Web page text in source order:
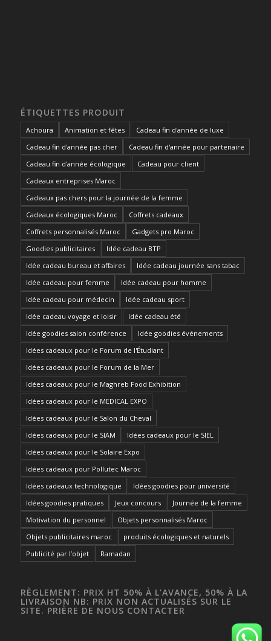
ÉTIQUETTES PRODUIT
Achoura Animation et fêtes
Cadeau fin d'année de luxe
Cadeau fin d'année pas cher
Cadeau fin d'année pour partenaire
Cadeau fin d'année écologique
Cadeau pour client
Cadeaux entreprises Maroc
Cadeaux pas chers pour la journée de la femme
Cadeaux écologiques Maroc
Coffrets cadeaux
Coffrets personnalisés Maroc
Gadgets pro Maroc
Goodies publicitaires
Idée cadeau BTP
Idée cadeau bureau et affaires
Idée cadeau journée sans tabac
Idée cadeau pour femme
Idée cadeau pour homme
Idée cadeau pour médecin
Idée cadeau sport
Idée cadeau voyage et loisir
Idée cadeau été
Idée goodies salon conférence
Idée goodies événements
Idées cadeaux pour le Forum de l'Étudiant
Idées cadeaux pour le Forum de la Mer
Idées cadeaux pour le Maghreb Food Exhibition
Idées cadeaux pour le MEDICAL EXPO
Idées cadeaux pour le Salon du Cheval
Idées cadeaux pour le SIAM
Idées cadeaux pour le SIEL
Idées cadeaux pour le Solaire Expo
Idées cadeaux pour Pollutec Maroc
Idées cadeaux technologique
Idées goodies pour université
Idées goodies pratiques
Jeux concours
Journée de la femme
Motivation du personnel
Objets personnalisés Maroc
Objets publicitaires maroc
produits écologiques et naturels
Publicité par l’objet
Ramadan
RÈGLEMENT: PRIX HT 50% À L’AVANCE, 50% À LA
LIVRAISON NB: PRIX NON ACTUALISÉS SUR LE
SITE. PRIÈRE DE NOUS CONTACTER